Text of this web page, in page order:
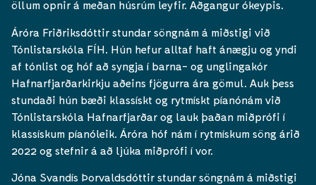
öllum opnir á meðan húsrúm leyfir. Aðgangur ókeypis.
Áróra Friðriksdóttir stundar söngnám á miðstigi við
Tónlistarskóla FÍH. Hún hefur alltaf haft ánægju og yndi
af tónlist og hóf að syngja í barna- og unglingakór
Hafnarfjarðarkirkju aðeins fjögurra ára gömul. Auk þess
stundaði hún bæði klassískt og rytmískt píanónám við
Tónlistarskóla Hafnarfjarðar og lauk þaðan miðprófi í
klassískum píanóleik. Áróra hóf nám í rytmískum söng árið
2022 og stefnir á að ljúka miðprófi í vor.
Jóna Svandís Þorvaldsdóttir stundar söngnám á miðstigi